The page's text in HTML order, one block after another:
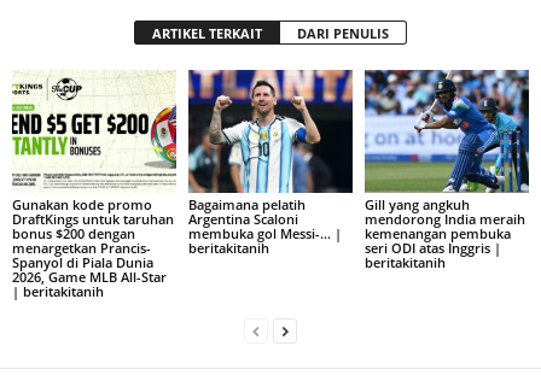
ARTIKEL TERKAIT DARI PENULIS
Gunakan kode promo
DraftKings untuk taruhan
bonus $200 dengan
menargetkan Prancis-
Spanyol di Piala Dunia
2026, Game MLB All-Star
| beritakitanih
Bagaimana pelatih
Argentina Scaloni
membuka gol Messi-… |
beritakitanih
Gill yang angkuh
mendorong India meraih
kemenangan pembuka
seri ODI atas Inggris |
beritakitanih